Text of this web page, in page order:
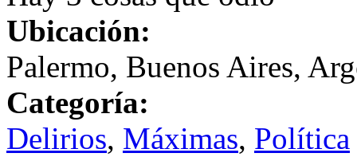
Ubicación:
Palermo, Buenos Aires,
Categoría:
Delirios, Máximas, Política